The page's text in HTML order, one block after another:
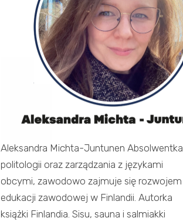
Aleksandra Michta-Juntunen Absolwentka
politologii oraz zarządzania z językami
obcymi, zawodowo zajmuje się rozwojem
edukacji zawodowej w Finlandii. Autorka
książki Finlandia. Sisu, sauna i salmiakki